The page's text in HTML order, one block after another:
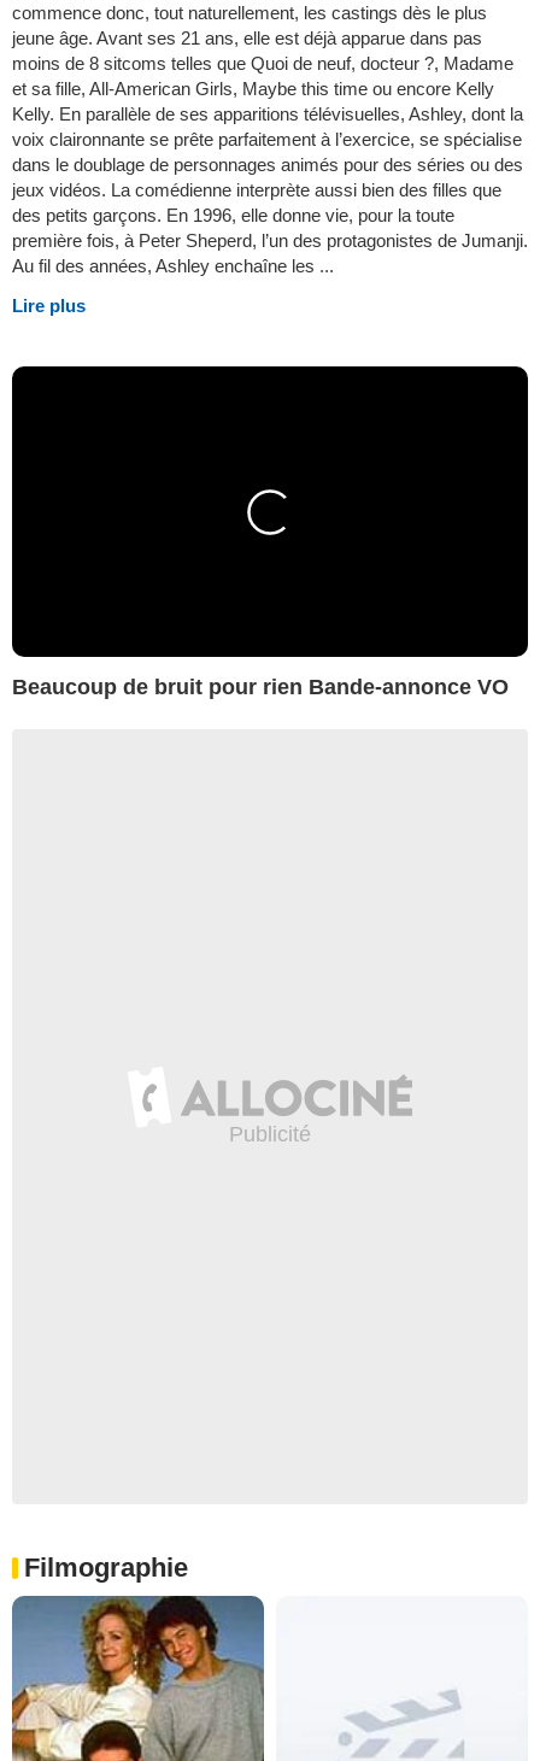
commence donc, tout naturellement, les castings dès le plus
jeune âge. Avant ses 21 ans, elle est déjà apparue dans pas
moins de 8 sitcoms telles que Quoi de neuf, docteur ?, Madame
et sa fille, All-American Girls, Maybe this time ou encore Kelly
Kelly. En parallèle de ses apparitions télévisuelles, Ashley, dont la
voix claironnante se prête parfaitement à l’exercice, se spécialise
dans le doublage de personnages animés pour des séries ou des
jeux vidéos. La comédienne interprète aussi bien des filles que
des petits garçons. En 1996, elle donne vie, pour la toute
première fois, à Peter Sheperd, l’un des protagonistes de Jumanji.
Au fil des années, Ashley enchaîne les ...
Lire plus
Beaucoup de bruit pour rien Bande-annonce VO
Filmographie